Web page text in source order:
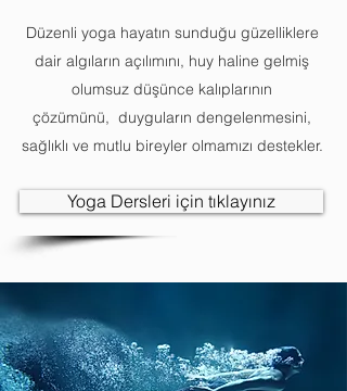
Düzenli yoga hayatın sunduğu güzelliklere
dair algıların açılımını, huy haline gelmiş
olumsuz düşünce kalıplarının
çözümünü, duyguların dengelenmesini,
sağlıklı ve mutlu bireyler olmamızı destekler.
Yoga Dersleri için tıklayınız